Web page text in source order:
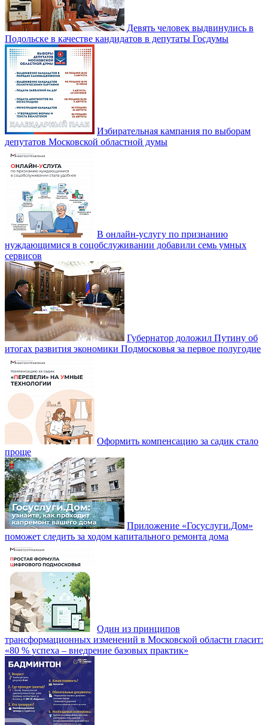
Девять человек выдвинулись в
Подольске в качестве кандидатов в депутаты Госдумы
Избирательная кампания по выборам
депутатов Московской областной думы
В онлайн-услугу по признанию
нуждающимися в соцобслуживании добавили семь умных
сервисов
Губернатор доложил Путину об
итогах развития экономики Подмосковья за первое полугодие
Оформить компенсацию за садик стало
проще
Приложение «Госуслуги.Дом»
поможет следить за ходом капитального ремонта дома
Один из принципов
трансформационных изменений в Московской области гласит:
«80 % успеха – внедрение базовых практик»